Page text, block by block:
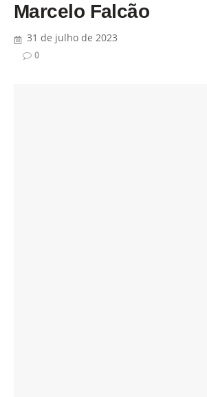
Marcelo Falcão
31 de julho de 2023
0